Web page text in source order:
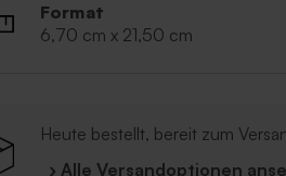
Format
6,70 cm x 21,50 cm
Heute bestellt, bereit zum
› Alle Versandoptionen